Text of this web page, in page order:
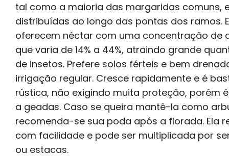
tal como a maioria das margaridas comuns,
distribuídas ao longo das pontas dos ramos.
oferecem néctar com uma concentração de
que varia de 14% a 44%, atraindo grande
de insetos. Prefere solos férteis e bem
irrigação regular. Cresce rapidamente e é
rústica, não exigindo muita proteção, porém
a geadas. Caso se queira mantê-la como
recomenda-se sua poda após a florada. Ela
com facilidade e pode ser multiplicada por
ou estacas.